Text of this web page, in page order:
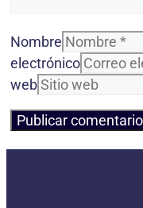
Nombre
electrónico
web